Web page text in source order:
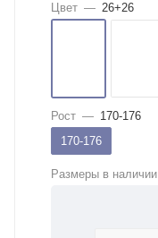
Цвет — 26+26
Рост — 170-176
170-176
Размеры в наличии